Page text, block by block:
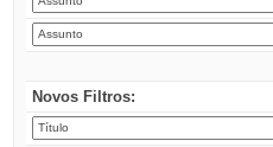
Novos Filtros: